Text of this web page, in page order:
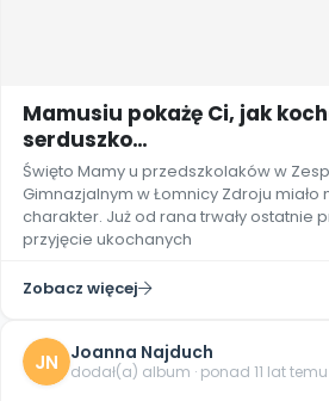
Mamusiu pokażę Ci, jak
serduszko…
Święto Mamy u przedszkolaków w
Gimnazjalnym w Łomnicy Zdroju miało
charakter. Już od rana trwały ostatnie
przyjęcie ukochanych
Zobacz więcej
JN Joanna Najduch
dodał(a) album · ponad 11 lat temu